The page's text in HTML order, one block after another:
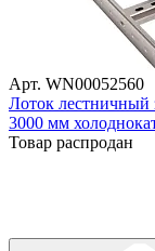
Арт. WN00052560
Лоток лестничный
3000 мм
Товар распродан